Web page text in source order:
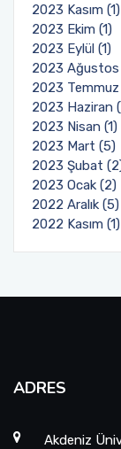
2023 Kasım (1)
2023 Ekim (1)
2023 Eylül (1)
2023
2023
2023 Haziran
2023 Nisan (1)
2023 Mart (5)
2023 Şubat
2023 Ocak (2)
2022 Aralık (5)
2022 Kasım (1)
ADRES
Akdeniz